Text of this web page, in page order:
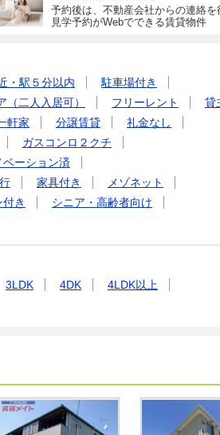
予約後は、不動産会社からの連絡を
見学予約がWebでできる賃貸物件
・駅５分以内
駐車場付き
（二人入居可） フリーレント
貸
軒家 分譲賃貸
礼金なし
ガスコンロ２クチ
ベーション済
家具付き
メゾネット
き
シニア・高齢者向け
3LDK 4DK
4LDK以上